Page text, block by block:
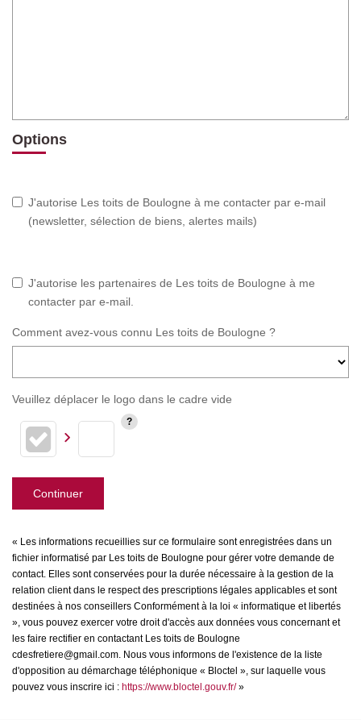
Options
J'autorise Les toits de Boulogne à me contacter par e-mail
(newsletter, sélection de biens, alertes mails)
J'autorise les partenaires de Les toits de Boulogne à me
contacter par e-mail.
Comment avez-vous connu Les toits de Boulogne ?
Veuillez déplacer le logo dans le cadre vide
Continuer
« Les informations recueillies sur ce formulaire sont enregistrées dans un
fichier informatisé par Les toits de Boulogne pour gérer votre demande de
contact. Elles sont conservées pour la durée nécessaire à la gestion de la
relation client dans le respect des prescriptions légales applicables et sont
destinées à nos conseillers Conformément à la loi « informatique et libertés
», vous pouvez exercer votre droit d'accès aux données vous concernant et
les faire rectifier en contactant Les toits de Boulogne
cdesfretiere@gmail.com. Nous vous informons de l'existence de la liste
d'opposition au démarchage téléphonique « Bloctel », sur laquelle vous
pouvez vous inscrire ici : https://www.bloctel.gouv.fr/»